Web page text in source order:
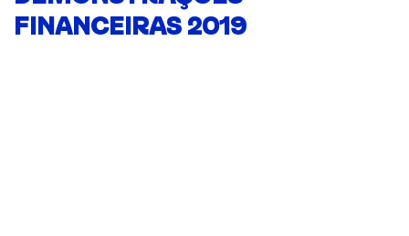
FINANCEIRAS 2019